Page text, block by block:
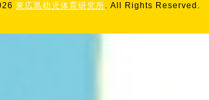
東広島幼児体育研究所. All Rights Reserved.